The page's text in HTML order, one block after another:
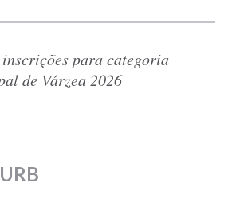
para categoria
de Várzea 2026